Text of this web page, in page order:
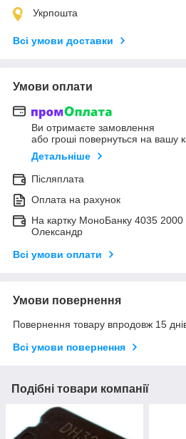
Укрпошта
Всі умови доставки
Умови оплати
Ви отримаєте замовлення
або гроші повернуться на вашу
Детальніше
Післяплата
Оплата на рахунок
На картку МоноБанку 4035
Олександр
Всі умови оплати
Умови повернення
Повернення товару впродовж 15
Всі умови повернення
Подібні товари компанії